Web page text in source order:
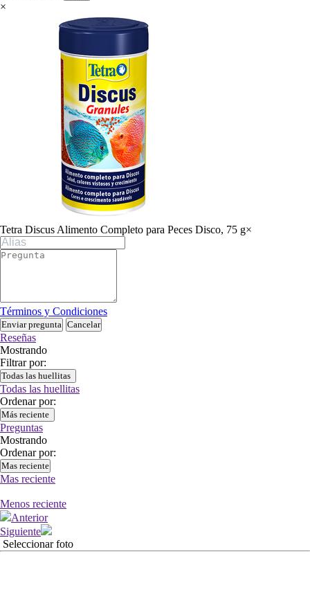
×
Tetra Discus Alimento Completo para Peces Disco, 75 g×
Términos y Condiciones
Enviar pregunta Cancelar
Reseñas
Mostrando
Filtrar por:
Todas las huellitas
Todas las huellitas
Ordenar por:
Más reciente
Preguntas
Mostrando
Ordenar por:
Mas reciente
Mas reciente
Menos reciente
Anterior
Siguiente
Seleccionar foto